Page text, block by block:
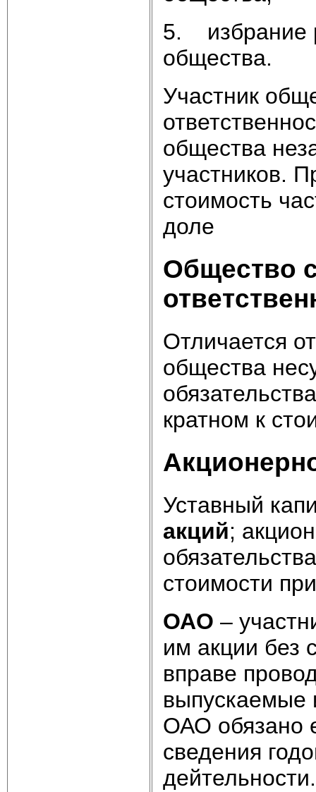
5. избрание
общества.
Участник
общества
участников.
стоимость
доле
Общество
Отличается
общества
кратном к
Уставный
акций;
стоимости
ОАО –
им акции без
вправе
выпускаемые
ОАО обязано
сведения
дейтельности.